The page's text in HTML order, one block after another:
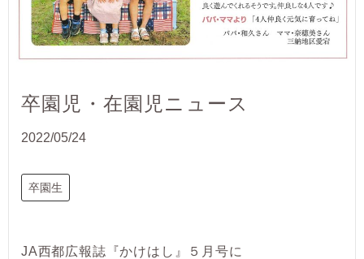
卒園児・在園児ニュース
2022/05/24
卒園生
JA西都広報誌『かけはし』５月号に